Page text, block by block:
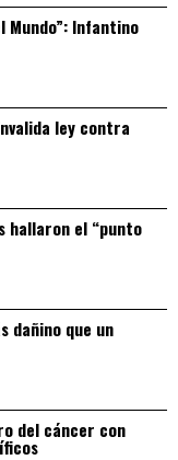
Mundo”: Infantino
ley contra
hallaron el “punto
dañino que un
del cáncer con